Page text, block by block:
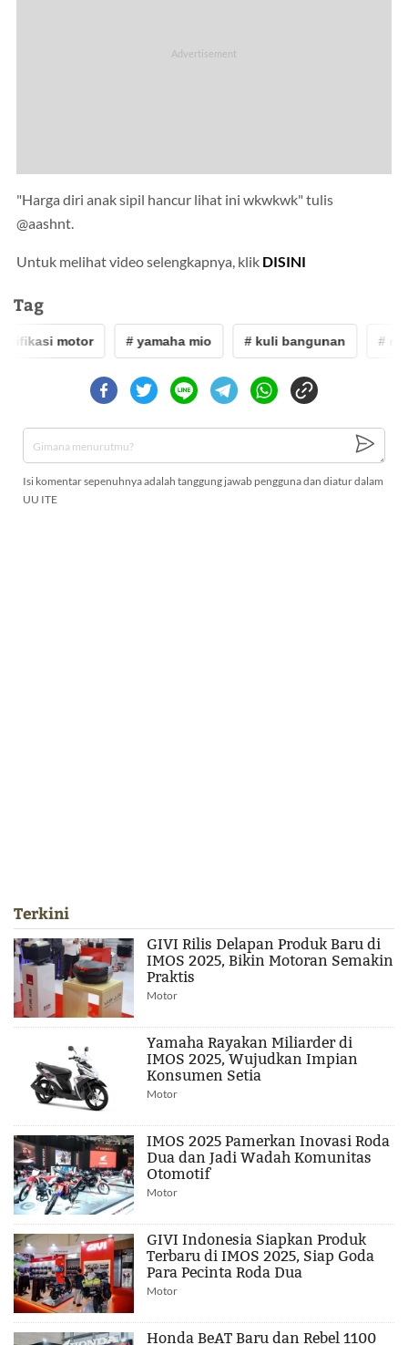
"Harga diri anak sipil hancur lihat ini wkwkwk" tulis
@aashnt.
Untuk melihat video selengkapnya, klik DISINI
Tag
motor # yamaha mio # kuli bangunan #
Isi komentar sepenuhnya adalah tanggung jawab pengguna dan diatur dalam
UU ITE
Terkini
GIVI Rilis Delapan Produk Baru di
IMOS 2025, Bikin Motoran Semakin
Praktis
Motor
Yamaha Rayakan Miliarder di
IMOS 2025, Wujudkan Impian
Konsumen Setia
Motor
IMOS 2025 Pamerkan Inovasi Roda
Dua dan Jadi Wadah Komunitas
Otomotif
Motor
GIVI Indonesia Siapkan Produk
Terbaru di IMOS 2025, Siap Goda
Para Pecinta Roda Dua
Motor
Honda BeAT Baru dan Rebel 1100